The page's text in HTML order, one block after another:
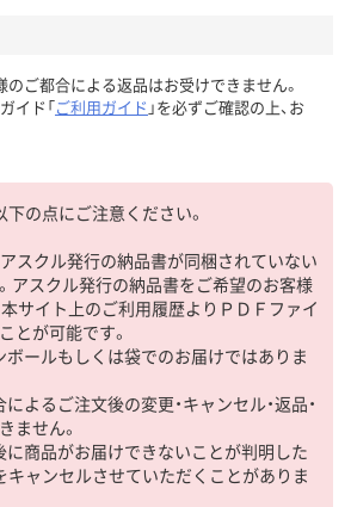
のご都合による返品はお受けできません。
イド「ご利用ガイド 」を必ずご確認の上、お
下の点にご注意ください。
アスクル発行の納品書が同梱されていない
アスクル発行の納品書をご希望のお客様
本サイト上のご利用履歴よりＰＤＦファイ
とが可能です。
ボールもしくは袋でのお届けではありま
によるご注文後の変更・キャンセル・返品・
ません。
に商品がお届けできないことが判明した
キャンセルさせていただくことがありま